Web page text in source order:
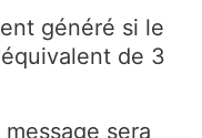
généré si le
de 3
sera